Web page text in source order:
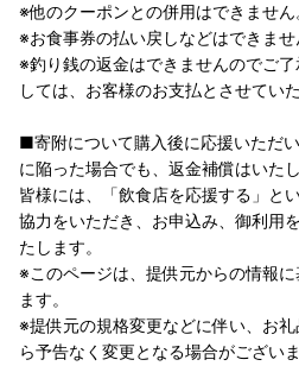
※他のクーポンとの併用はできません
※お食事券の払い戻しなどはできませ
※釣り銭の返金はできませんのでご
しては、お客様のお支払とさせてい
■寄附について購入後に応援いただ
に陥った場合でも、返金補償はいたし
皆様には、「飲食店を応援する」と
協力をいただき、お申込み、御利用
たします。
※このページは、提供元からの情報
ます。
※提供元の規格変更などに伴い、お
ら予告なく変更となる場合がございま